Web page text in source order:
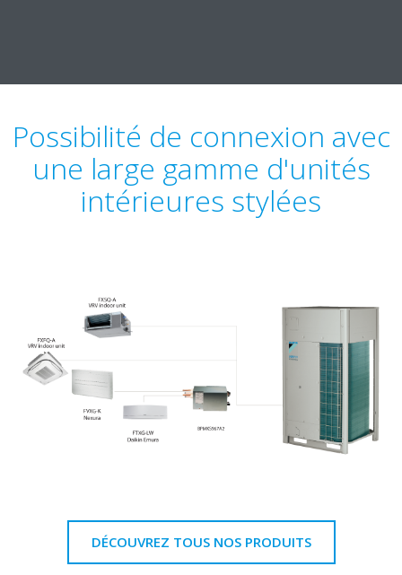
Possibilité de connexion avec
une large gamme d'unités
intérieures stylées
DÉCOUVREZ TOUS NOS PRODUITS